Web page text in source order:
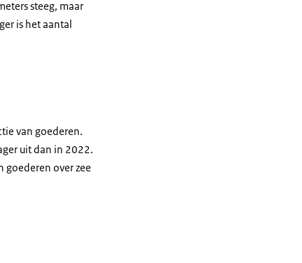
steeg, maar
is het aantal
van goederen.
uit dan in 2022.
goederen over zee